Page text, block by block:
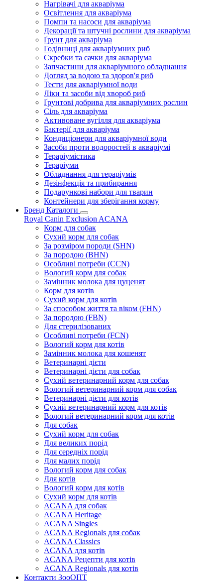
Нагрівачі для акваріума
Освітлення для акваріума
Помпи та насоси для акваріума
Декорації та штучні рослини для акваріума
Ґрунт для акваріума
Годівниці для акваріумних риб
Скребки та сачки для акваріума
Запчастини для акваріумного обладнання
Догляд за водою та здоров'я риб
Тести для акваріумної води
Ліки та засоби від хвороб риб
Ґрунтові добрива для акваріумних рослин
Сіль для акваріума
Активоване вугілля для акваріума
Бактерії для акваріума
Кондиціонери для акваріумної води
Засоби проти водоростей в акваріумі
Тераріумістика
Тераріуми
Обладнання для тераріумів
Дезінфекція та прибирання
Подарункові набори для тварин
Контейнери для зберігання корму
Бренд Каталоги
Royal Canin Exclusion ACANA
Корм для собак
Сухий корм для собак
За розміром породи (SHN)
За породою (BHN)
Особливі потреби (CCN)
Вологий корм для собак
Замінник молока для цуценят
Корм для котів
Сухий корм для котів
За способом життя та віком (FHN)
За породою (FBN)
Для стерилізованих
Особливі потреби (FCN)
Вологий корм для котів
Замінник молока для кошенят
Ветеринарні дієти
Ветеринарні дієти для собак
Сухий ветеринарний корм для собак
Вологий ветеринарний корм для собак
Ветеринарні дієти для котів
Сухий ветеринарний корм для котів
Вологий ветеринарний корм для котів
Для собак
Сухий корм для собак
Для великих порід
Для середніх порід
Для малих порід
Вологий корм для собак
Для котів
Вологий корм для котів
Сухий корм для котів
ACANA для собак
ACANA Heritage
ACANA Singles
ACANA Regionals для собак
ACANA Classics
ACANA для котів
ACANA Рецепти для котів
ACANA Regionals для котів
Контакти ЗооОПТ